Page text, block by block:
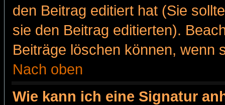
den Beitrag editiert hat (Sie
sie den Beitrag editierten).
Beiträge löschen können, wenn
Nach oben
Wie kann ich eine Signatur